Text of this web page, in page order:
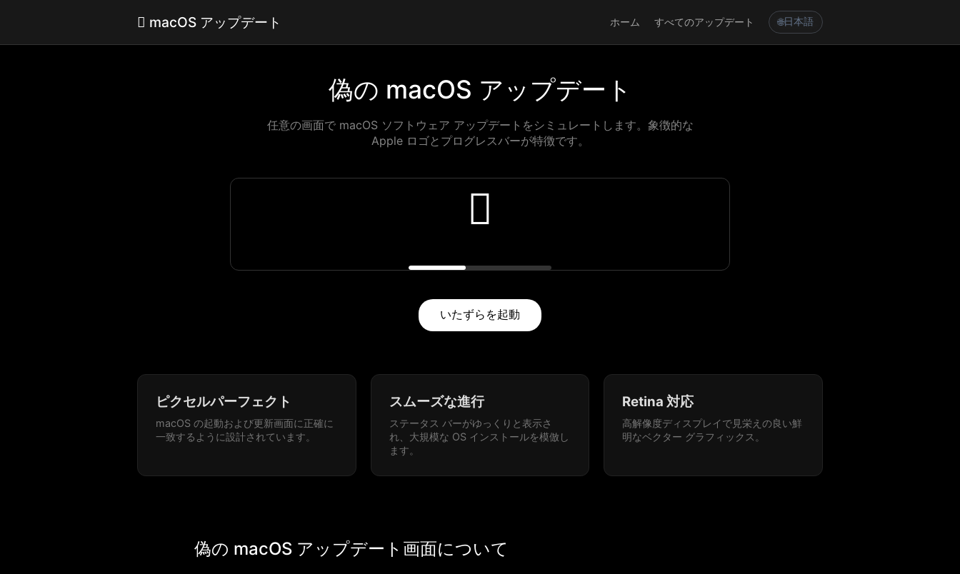
 macOS アップデート ホーム すべてのアップデート 🌐日本語
偽の macOS アップデート
任意の画面で macOS ソフトウェア アップデートをシミュレートします。象徴的な
Apple ロゴとプログレスバーが特徴です。

いたずらを起動
ピクセルパーフェクト
macOS の起動および更新画面に正確に
一致するように設計されています。
スムーズな進行
ステータス バーがゆっくりと表示さ
れ、大規模な OS インストールを模倣し
ます。
Retina 対応
高解像度ディスプレイで見栄えの良い鮮
明なベクター グラフィックス。
偽の macOS アップデート画面について